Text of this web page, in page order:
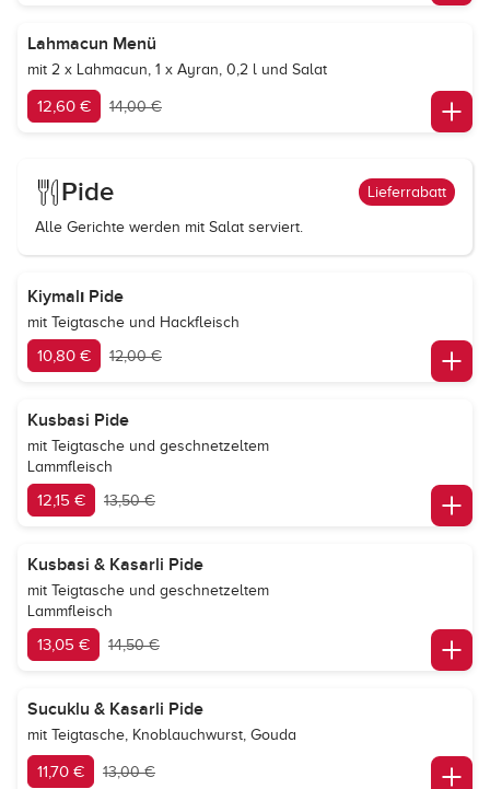
Lahmacun Menü
mit 2 x Lahmacun, 1 x Ayran, 0,2 l und Salat
12,60 € 14,00 €
Pide Lieferrabatt
Alle Gerichte werden mit Salat serviert.
Kiymalı Pide
mit Teigtasche und Hackfleisch
10,80 € 12,00 €
Kusbasi Pide
mit Teigtasche und geschnetzeltem
Lammfleisch
12,15 € 13,50 €
Kusbasi & Kasarli Pide
mit Teigtasche und geschnetzeltem
Lammfleisch
13,05 € 14,50 €
Sucuklu & Kasarli Pide
mit Teigtasche, Knoblauchwurst, Gouda
11,70 € 13,00 €